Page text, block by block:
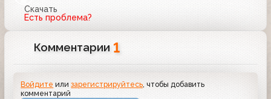
Скачать
Есть проблема?
Комментарии 1
Войдите илизарегистрируйтесь, чтобы добавить
комментарий